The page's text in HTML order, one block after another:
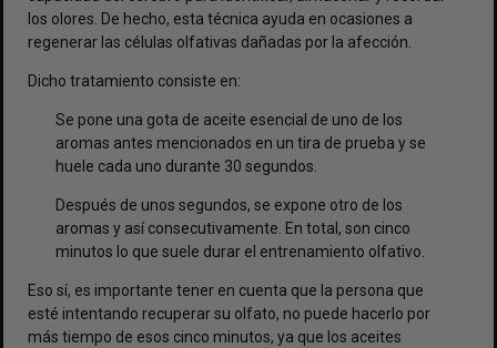
los olores. De hecho, esta técnica ayuda en ocasiones a
regenerar las células olfativas dañadas por la afección.
Dicho tratamiento consiste en:
Se pone una gota de aceite esencial de uno de los
aromas antes mencionados en un tira de prueba y se
huele cada uno durante 30 segundos.
Después de unos segundos, se expone otro de los
aromas y así consecutivamente. En total, son cinco
minutos lo que suele durar el entrenamiento olfativo.
Eso sí, es importante tener en cuenta que la persona que
esté intentando recuperar su olfato, no puede hacerlo por
más tiempo de esos cinco minutos, ya que los aceites